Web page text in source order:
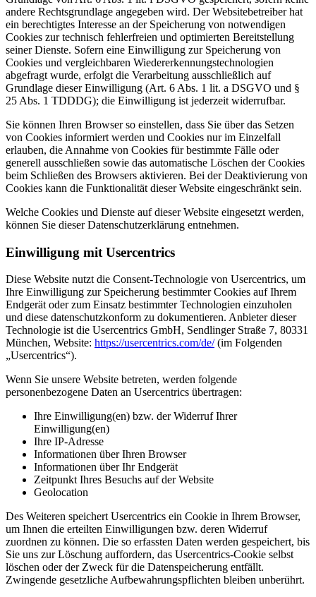
andere Rechtsgrundlage angegeben wird. Der Websitebetreiber hat
ein berechtigtes Interesse an der Speicherung von notwendigen
Cookies zur technisch fehlerfreien und optimierten Bereitstellung
seiner Dienste. Sofern eine Einwilligung zur Speicherung von
Cookies und vergleichbaren Wiedererkennungstechnologien
abgefragt wurde, erfolgt die Verarbeitung ausschließlich auf
Grundlage dieser Einwilligung (Art. 6 Abs. 1 lit. a DSGVO und §
25 Abs. 1 TDDDG); die Einwilligung ist jederzeit widerrufbar.
Sie können Ihren Browser so einstellen, dass Sie über das Setzen
von Cookies informiert werden und Cookies nur im Einzelfall
erlauben, die Annahme von Cookies für bestimmte Fälle oder
generell ausschließen sowie das automatische Löschen der Cookies
beim Schließen des Browsers aktivieren. Bei der Deaktivierung von
Cookies kann die Funktionalität dieser Website eingeschränkt sein.
Welche Cookies und Dienste auf dieser Website eingesetzt werden,
können Sie dieser Datenschutzerklärung entnehmen.
Einwilligung mit Usercentrics
Diese Website nutzt die Consent-Technologie von Usercentrics, um
Ihre Einwilligung zur Speicherung bestimmter Cookies auf Ihrem
Endgerät oder zum Einsatz bestimmter Technologien einzuholen
und diese datenschutzkonform zu dokumentieren. Anbieter dieser
Technologie ist die Usercentrics GmbH, Sendlinger Straße 7, 80331
München, Website: https://usercentrics.com/de/(im Folgenden
„Usercentrics“).
Wenn Sie unsere Website betreten, werden folgende
personenbezogene Daten an Usercentrics übertragen:
Ihre Einwilligung(en) bzw. der Widerruf Ihrer
Einwilligung(en)
Ihre IP-Adresse
Informationen über Ihren Browser
Informationen über Ihr Endgerät
Zeitpunkt Ihres Besuchs auf der Website
Geolocation
Des Weiteren speichert Usercentrics ein Cookie in Ihrem Browser,
um Ihnen die erteilten Einwilligungen bzw. deren Widerruf
zuordnen zu können. Die so erfassten Daten werden gespeichert, bis
Sie uns zur Löschung auffordern, das Usercentrics-Cookie selbst
löschen oder der Zweck für die Datenspeicherung entfällt.
Zwingende gesetzliche Aufbewahrungspflichten bleiben unberührt.